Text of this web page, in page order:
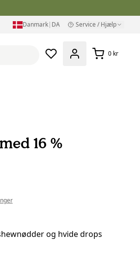
Danmark| DA Service / Hjælp
0 kr
16 %
og hvide drops